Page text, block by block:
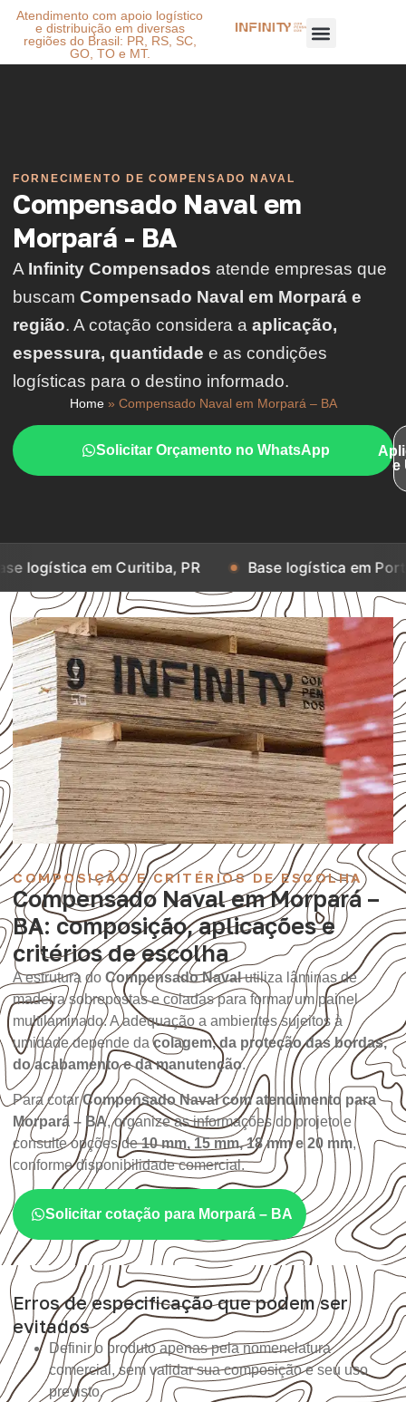
Atendimento com apoio logístico
e distribuição em diversas
regiões do Brasil: PR, RS, SC,
GO, TO e MT.
FORNECIMENTO DE COMPENSADO NAVAL
Compensado Naval em
Morpará - BA
A Infinity Compensados atende empresas que
buscam Compensado Naval em Morpará e
região. A cotação considera a aplicação,
espessura, quantidade e as condições
logísticas para o destino informado.
Home» Compensado Naval em Morpará – BA
Solicitar Orçamento no WhatsApp
e
Curitiba, PR Base logística em Porto Alegre, RS
COMPOSIÇÃO E CRITÉRIOS DE ESCOLHA
Compensado Naval em Morpará –
BA: composição, aplicações e
critérios de escolha
A estrutura do Compensado Navalutiliza lâminas de
madeira sobrepostas e coladas para formar um painel
multilaminado. A adequação a ambientes sujeitos à
umidade depende dacolagem, da proteção das bordas,
do acabamento e da manutenção.
Para cotarCompensado Naval com atendimento para
Morpará – BA, organize as informações do projeto e
consulte opções de10 mm, 15 mm, 18 mm e 20 mm,
conforme disponibilidade comercial.
Solicitar cotação para Morpará – BA
Erros de especificação que podem ser
evitados
Definir o produto apenas pela nomenclatura
comercial, sem validar sua composição e seu uso
previsto.